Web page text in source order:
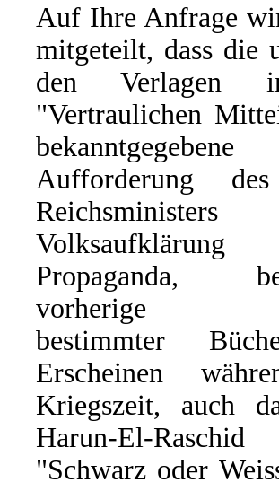
Auf Ihre Anfrage
mitgeteilt, dass die
den Verlagen
"Vertraulichen
bekanntgegebene
Aufforderung
Propaganda,
vorherige
bestimmter
Erscheinen
Kriegszeit, auch
Harun-El-
"Schwarz oder